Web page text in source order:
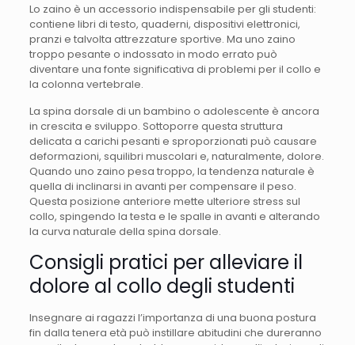
Lo zaino è un accessorio indispensabile per gli studenti:
contiene libri di testo, quaderni, dispositivi elettronici,
pranzi e talvolta attrezzature sportive. Ma uno zaino
troppo pesante o indossato in modo errato può
diventare una fonte significativa di problemi per il collo e
la colonna vertebrale.
La spina dorsale di un bambino o adolescente è ancora
in crescita e sviluppo. Sottoporre questa struttura
delicata a carichi pesanti e sproporzionati può causare
deformazioni, squilibri muscolari e, naturalmente, dolore.
Quando uno zaino pesa troppo, la tendenza naturale è
quella di inclinarsi in avanti per compensare il peso.
Questa posizione anteriore mette ulteriore stress sul
collo, spingendo la testa e le spalle in avanti e alterando
la curva naturale della spina dorsale.
Consigli pratici per alleviare il
dolore al collo degli studenti
Insegnare ai ragazzi l’importanza di una buona postura
fin dalla tenera età può instillare abitudini che dureranno